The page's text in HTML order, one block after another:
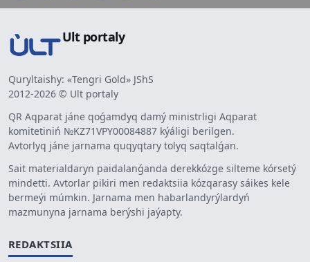
Ult portaly
Quryltaishy: «Tengri Gold» JShS
2012-2026 © Ult portaly
QR Aqparat jáne qoǵamdyq damý ministrligi Aqparat
komitetiniń №KZ71VPY00084887 kýáligi berilgen.
Avtorlyq jáne jarnama quqyqtary tolyq saqtalǵan.
Sait materialdaryn paidalanǵanda derekkózge silteme kórsetý
mindetti. Avtorlar pikiri men redaktsiia kózqarasy sáikes kele
bermeýi múmkin. Jarnama men habarlandyrýlardyń
mazmunyna jarnama berýshi jaýapty.
REDAKTSIIA